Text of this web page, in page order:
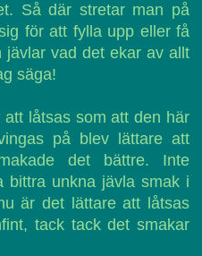
Så där stretar man på
för att fylla upp eller få
vad det ekar av allt
säga!
låtsas som att den här
på blev lättare att
det bättre. Inte
bittra unkna jävla smak i
är det lättare att låtsas
tack tack det smakar